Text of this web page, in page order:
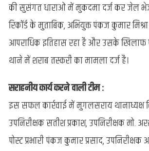
की सुसंगत धाराओं में मुकदमा दर्ज कर जेल
रिकॉर्ड के मुताबिक, अभियुक्त पंकज कुमार
आपराधिक इतिहास रहा है और उसके खिलाफ
थाने में शराब तस्करी का मामला दर्ज है।
सराहनीय कार्य करने वाली टीम :
इस सफल कार्रवाई में मुगलसराय थानाध्यक्ष
उपनिरीक्षक सतीश प्रकाश, उपनिरीक्षक मो.
पोस्ट प्रभारी पंकज कुमार प्रसाद,